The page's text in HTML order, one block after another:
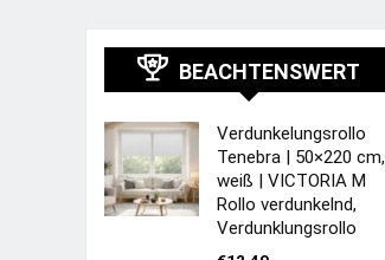
BEACHTENSWERT
Verdunkelungsrollo
Tenebra | 50×220 cm,
weiß | VICTORIA M
Rollo verdunkelnd,
Verdunklungsrollo